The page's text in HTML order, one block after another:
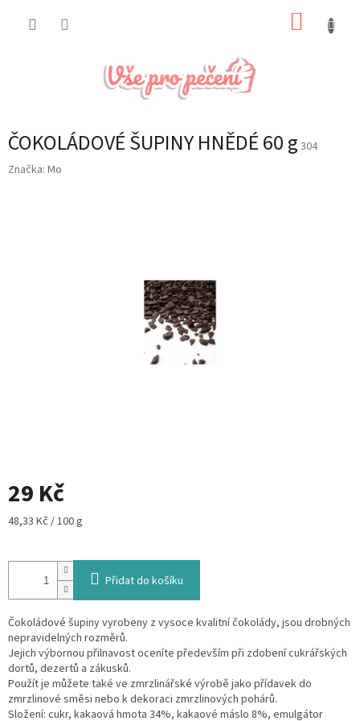
ČOKOLÁDOVÉ ŠUPINY HNĚDÉ 60 g 304
Značka: Mo
29 Kč
Měrná
48,33 Kč / 100 g
Přidat do košíku
Čokoládové šupiny vyrobeny z vysoce kvalitní čokolády, jsou drobných
nepravidelných rozměrů.
Jejich výbornou přilnavost oceníte především při zdobení cukrářských
dortů, dezertů a zákusků.
Použít je můžete také ve zmrzlinářské výrobě jako přídavek do
zmrzlinové směsi nebo k dekoraci zmrzlinových pohárů.
Složení: cukr, kakaová hmota 34%, kakaové máslo 8%, emulgátor